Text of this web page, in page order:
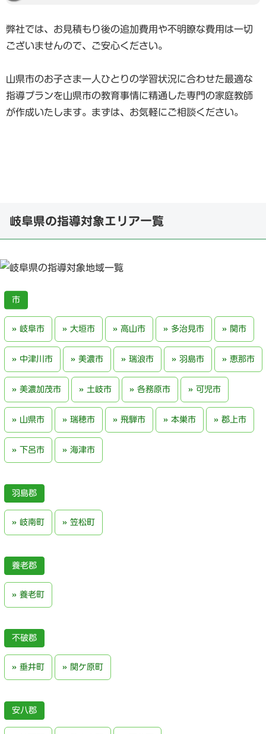
弊社では、お見積もり後の追加費用や不明瞭な費用は一切
ございませんので、ご安心ください。
山県市のお子さま一人ひとりの学習状況に合わせた最適な
指導プランを山県市の教育事情に精通した専門の家庭教師
が作成いたします。まずは、お気軽にご相談ください。
岐阜県の指導対象エリア一覧
岐阜市 大垣市 高山市 多治見市 関市
中津川市 美濃市 瑞浪市 羽島市 恵那市
美濃加茂市 土岐市 各務原市 可児市
山県市 瑞穂市 飛騨市 本巣市 郡上市
下呂市 海津市
羽島郡
岐南町 笠松町
養老郡
養老町
不破郡
垂井町 関ケ原町
安八郡